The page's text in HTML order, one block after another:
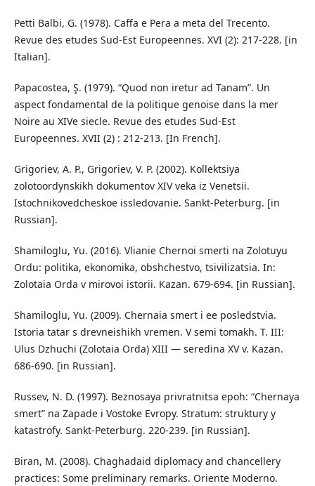
Petti Balbi, G. (1978). Caffa e Pera a meta del Trecento.
Revue des etudes Sud-Est Europeennes. XVI (2): 217-228. [in
Italian].
Papacostea, Ş. (1979). “Quod non iretur ad Tanam”. Un
aspect fondamental de la politique genoise dans la mer
Noire au XIVe siecle. Revue des etudes Sud-Est
Europeennes. XVII (2) : 212-213. [In French].
Grigoriev, A. P., Grigoriev, V. P. (2002). Kollektsiya
zolotoordynskikh dokumentov XIV veka iz Venetsii.
Istochnikovedcheskoe issledovanie. Sankt-Peterburg. [in
Russian].
Shamiloglu, Yu. (2016). Vlianie Chernoi smerti na Zolotuyu
Ordu: politika, ekonomika, obshchestvo, tsivilizatsia. In:
Zolotaia Orda v mirovoi istorii. Kazan. 679-694. [in Russian].
Shamiloglu, Yu. (2009). Chernaia smert i ee posledstvia.
Istoria tatar s drevneishikh vremen. V semi tomakh. T. III:
Ulus Dzhuchi (Zolotaia Orda) XIII — seredina XV v. Kazan.
686-690. [in Russian].
Russev, N. D. (1997). Beznosaya privratnitsa epoh: “Chernaya
smert” na Zapade i Vostoke Evropy. Stratum: struktury y
katastrofy. Sankt-Peterburg. 220-239. [in Russian].
Biran, M. (2008). Chaghadaid diplomacy and chancellery
practices: Some preliminary remarks. Oriente Moderno.